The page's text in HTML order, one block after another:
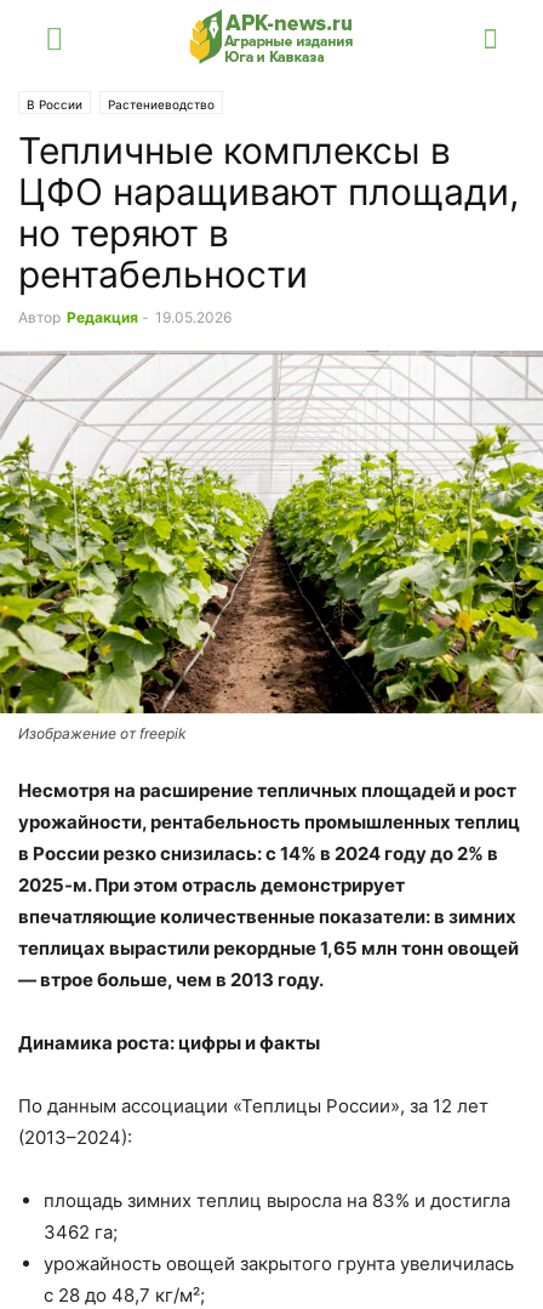
В России Растениеводство
Тепличные комплексы в
ЦФО наращивают площади,
но теряют в
рентабельности
Автор Редакция - 19.05.2026
Изображение от freepik
Несмотря на расширение тепличных площадей и рост
урожайности, рентабельность промышленных теплиц
в России резко снизилась: с 14% в 2024 году до 2% в
2025‑м. При этом отрасль демонстрирует
впечатляющие количественные показатели: в зимних
теплицах вырастили рекордные 1,65 млн тонн овощей
— втрое больше, чем в 2013 году.
Динамика роста: цифры и факты
По данным ассоциации «Теплицы России», за 12 лет
(2013–2024):
площадь зимних теплиц выросла на 83% и достигла
3462 га;
урожайность овощей закрытого грунта увеличилась
с 28 до 48,7 кг/м²;